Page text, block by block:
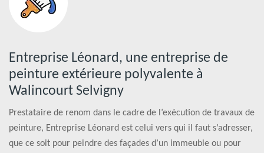
Entreprise Léonard, une entreprise de
peinture extérieure polyvalente à
Walincourt Selvigny
Prestataire de renom dans le cadre de l’exécution de travaux de
peinture, Entreprise Léonard est celui vers qui il faut s’adresser,
que ce soit pour peindre des façades d’un immeuble ou pour